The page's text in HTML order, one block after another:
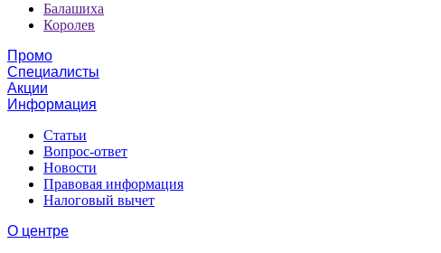
Балашиха
Королев
Промо
Специалисты
Акции
Информация
Статьи
Вопрос-ответ
Новости
Правовая информация
Налоговый вычет
О центре